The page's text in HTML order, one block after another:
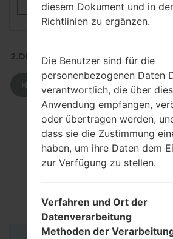
2.DRÜCKEN SIE ZUM
HERUNTERLADEN
diesem Dokument und in
Richtlinien zu ergänzen.
Die Benutzer sind für die
personenbezogenen Daten
verantwortlich, die über
Anwendung empfangen,
oder übertragen werden,
dass sie die Zustimmung
haben, um ihre Daten dem
zur Verfügung zu stellen.
Verfahren und Ort der
Datenverarbeitung
Methoden der